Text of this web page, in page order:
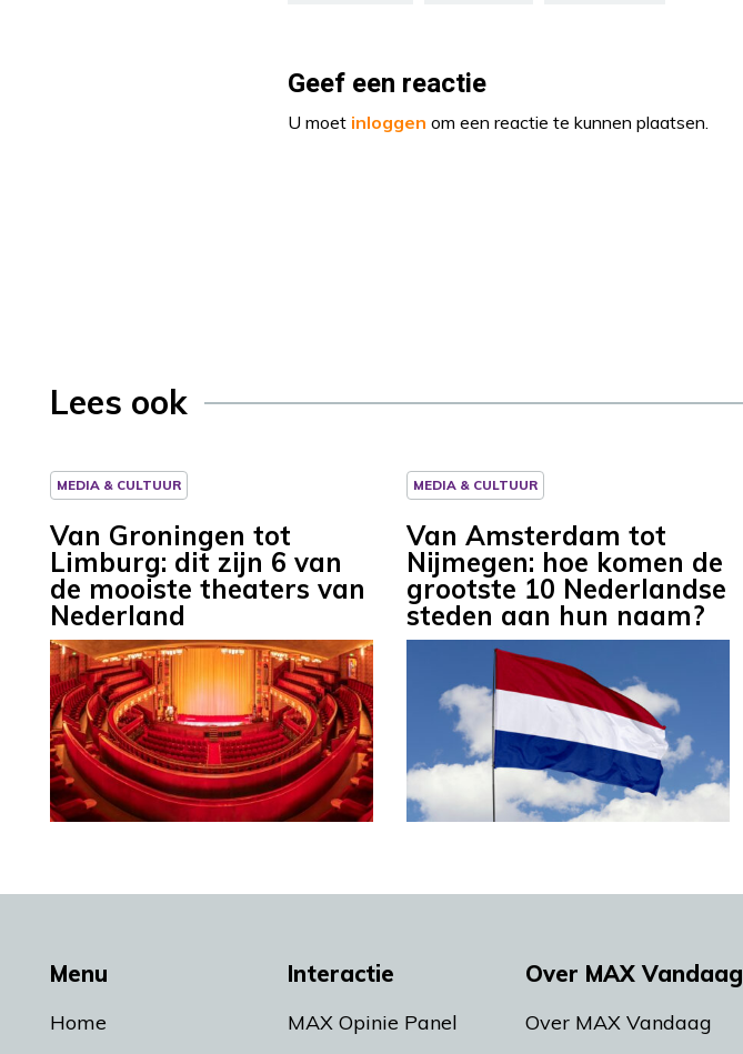
Geef een reactie
U moet inloggen om een reactie te kunnen plaatsen.
Lees ook
MEDIA & CULTUUR
Van Groningen tot
Limburg: dit zijn 6 van
de mooiste theaters van
Nederland
MEDIA & CULTUUR
Van Amsterdam tot
Nijmegen: hoe komen de
grootste 10 Nederlandse
steden aan hun naam?
Menu
Home
Interactie
MAX Opinie Panel
Over MAX Vandaag
Over MAX Vandaag